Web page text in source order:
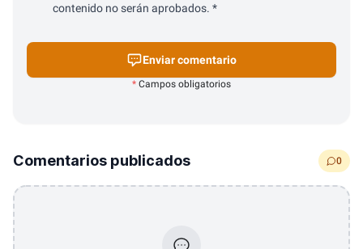
contenido no serán aprobados. *
Enviar comentario
* Campos obligatorios
Comentarios publicados 0